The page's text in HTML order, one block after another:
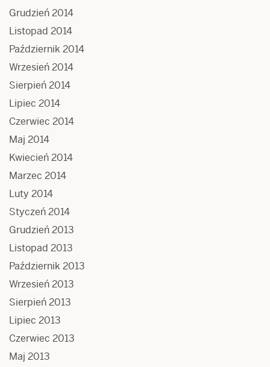
Grudzień 2014
Listopad 2014
Październik 2014
Wrzesień 2014
Sierpień 2014
Lipiec 2014
Czerwiec 2014
Maj 2014
Kwiecień 2014
Marzec 2014
Luty 2014
Styczeń 2014
Grudzień 2013
Listopad 2013
Październik 2013
Wrzesień 2013
Sierpień 2013
Lipiec 2013
Czerwiec 2013
Maj 2013